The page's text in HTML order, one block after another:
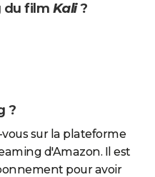
du film Kali?
?
sur la plateforme
d'Amazon. Il est
pour avoir